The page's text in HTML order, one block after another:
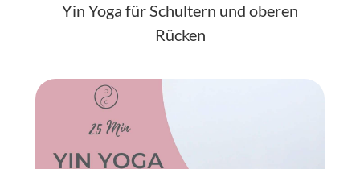
Yin Yoga für Schultern und oberen
Rücken